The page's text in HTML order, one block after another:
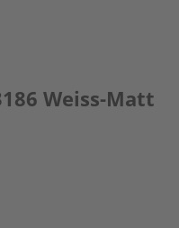
Weiss-Matt